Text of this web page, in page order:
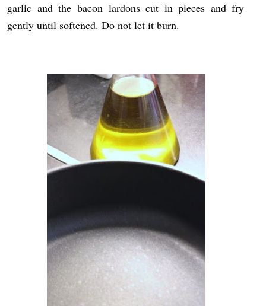
garlic and the bacon lardons cut in pieces and fry
gently until softened. Do not let it burn.